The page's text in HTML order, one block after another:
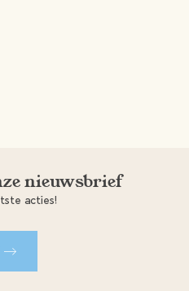
nieuwsbrief
acties!